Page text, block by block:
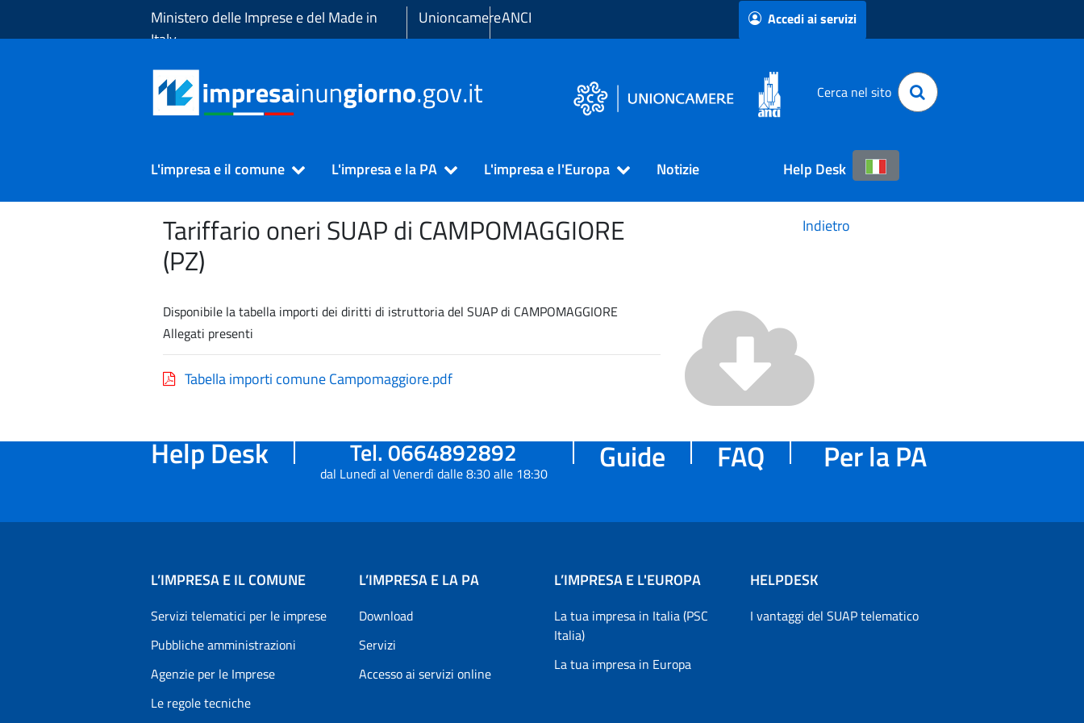
Ministero delle Imprese e del Made in
Italy
UnioncamereANCI Accedi ai servizi
Cerca nel sito
L'impresa e il comune L'impresa e la PA L'impresa e l'Europa Notizie Help Desk
Tariffario oneri SUAP di CAMPOMAGGIORE
(PZ)
Disponibile la tabella importi dei diritti di istruttoria del SUAP di CAMPOMAGGIORE
Allegati presenti
Tabella importi comune Campomaggiore.pdf
Indietro
Help Desk Tel. 0664892892
dal Lunedì al Venerdì dalle 8:30 alle 18:30 Guide FAQ Per la PA
L’IMPRESA E IL COMUNE
Servizi telematici per le imprese
Pubbliche amministrazioni
Agenzie per le Imprese
Le regole tecniche
L’IMPRESA E LA PA
Download
Servizi
Accesso ai servizi online
L’IMPRESA E L'EUROPA
La tua impresa in Italia (PSC
Italia)
La tua impresa in Europa
HELPDESK
I vantaggi del SUAP telematico